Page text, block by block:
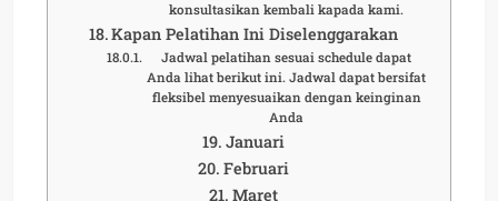
konsultasikan kembali kapada kami.
Kapan Pelatihan Ini Diselenggarakan
Jadwal pelatihan sesuai schedule dapat
Anda lihat berikut ini. Jadwal dapat bersifat
fleksibel menyesuaikan dengan keinginan
Anda
Januari
Februari
Maret